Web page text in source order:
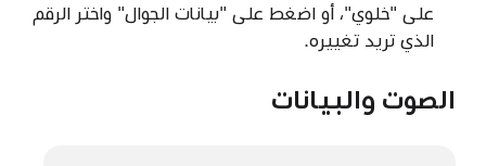
على "خلوي"، أو اضغط على "بيانات الجوال" واختر الرقم
الذي تريد تغييره.
الصوت والبيانات